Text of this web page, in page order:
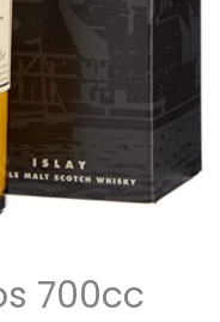
700cc